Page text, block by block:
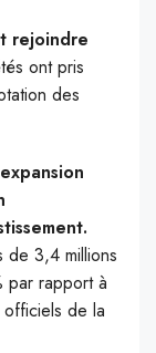
rejoindre
ont pris
des
de 3,4 millions
par rapport à
de la